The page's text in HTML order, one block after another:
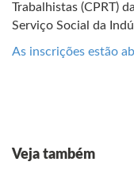
Trabalhistas (CPRT)
Serviço Social da
As inscrições estão
Veja também